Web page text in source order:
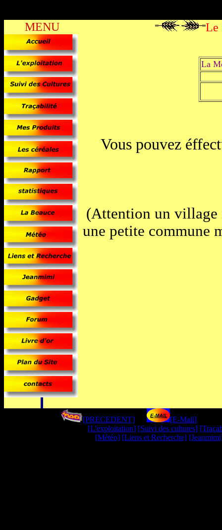
MENU Le
La
Vous pouvez
(Attention un village
une petite commune
[PRECEDENT] [E-Mail]
[L'exploitation] [Suivi des cultures]
[Météo] [Liens et Recherche]